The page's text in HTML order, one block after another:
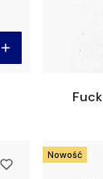
Nowość